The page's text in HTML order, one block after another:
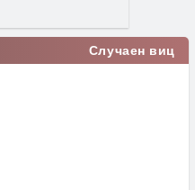
Случаен виц